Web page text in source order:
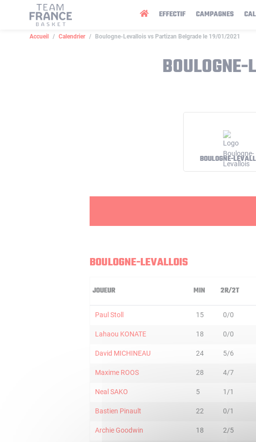
EFFECTIF CAMPAGNES
Accueil Calendrier Boulogne-Levallois vs Partizan Belgrade le 19/01/2021
BOULOGNE-
BOULOGNE-LEVALLOIS
JOUEUR MIN 2R/2T
Paul Stoll 15 0/0
Lahaou KONATE 18 0/0
David MICHINEAU 24 5/6
Maxime ROOS 28 4/7
Neal SAKO 5 1/1
Bastien Pinault 22 0/1
Archie Goodwin 18 2/5
Panneau de gestion des cookies